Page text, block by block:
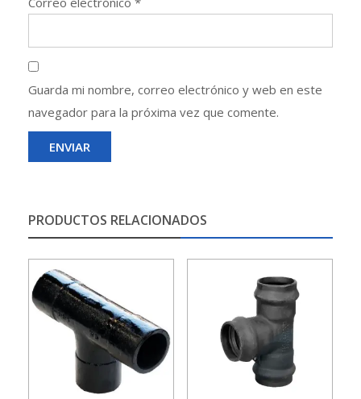
Guarda mi nombre, correo electrónico y web en este
navegador para la próxima vez que comente.
PRODUCTOS RELACIONADOS